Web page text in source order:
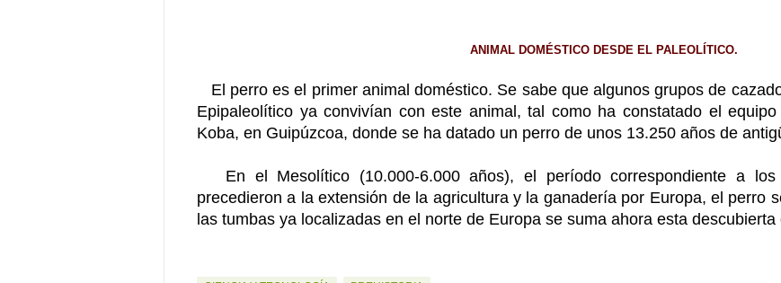
ANIMAL DOMÉSTICO DESDE EL PALEOLÍTICO.
El perro es el primer animal doméstico. Se sabe que algunos grupos de
Epipaleolítico ya convivían con este animal, tal como ha constatado el
Koba, en Guipúzcoa, donde se ha datado un perro de unos 13.250 años de
En el Mesolítico (10.000-6.000 años), el período correspondiente a los
precedieron a la extensión de la agricultura y la ganadería por Europa, el perro
las tumbas ya localizadas en el norte de Europa se suma ahora esta